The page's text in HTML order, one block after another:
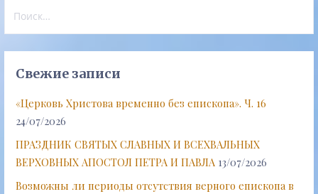
Свежие записи
«Церковь Христова временно без епископа». Ч. 16
24/07/2026
ПРАЗДНИК СВЯТЫХ СЛАВНЫХ И ВСЕХВАЛЬНЫХ
ВЕРХОВНЫХ АПОСТОЛ ПЕТРА И ПАВЛА 13/07/2026
Возможны ли периоды отсутствия верного епископа в